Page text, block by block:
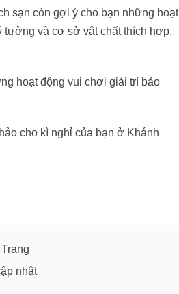
sạn còn gợi ý cho bạn những hoạt
tưởng và cơ sở vật chất thích hợp,
hoạt động vui chơi giải trí bảo
cho kì nghỉ của bạn ở Khánh
nhật